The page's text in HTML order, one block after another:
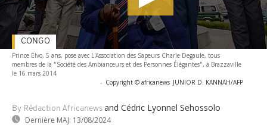
Prince Elvo, 5 ans, pose avec L'Association des Sapeurs Charle Degaule, tous
membres de la "Société des Ambianceurs et des Personnes Élégantes", à Brazzaville
le 16 mars 2014
- Copyright © africanews JUNIOR D. KANNAH/AFP
By Rédaction Africanews and Cédric Lyonnel Sehossolo
Dernière MAJ: 13/08/2024
CONGO